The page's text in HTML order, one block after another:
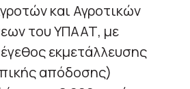
και Αγροτικών
του ΥΠΑΑΤ, με
εκμετάλλευσης
απόδοσης)